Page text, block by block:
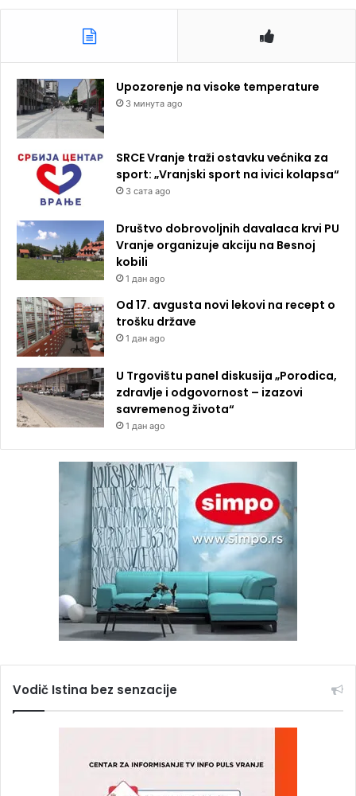
Upozorenje na visoke temperature
3 минута ago
SRCE Vranje traži ostavku većnika za
sport: „Vranjski sport na ivici kolapsa“
3 сата ago
Društvo dobrovoljnih davalaca krvi PU
Vranje organizuje akciju na Besnoj
kobili
1 дан ago
Od 17. avgusta novi lekovi na recept o
trošku države
1 дан ago
U Trgovištu panel diskusija „Porodica,
zdravlje i odgovornost – izazovi
savremenog života“
1 дан ago
Vodič Istina bez senzacije